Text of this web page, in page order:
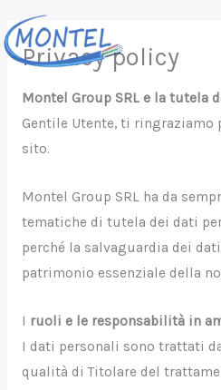
al
contenuto
Privacy policy
Montel Group SRL e la tutela
Gentile Utente, ti
sito.
Montel Group SRL ha da
tematiche di tutela dei dati
perché la salvaguardia dei
patrimonio essenziale della
I ruoli e le responsabilità in
I dati personali sono trattati
qualità di Titolare del